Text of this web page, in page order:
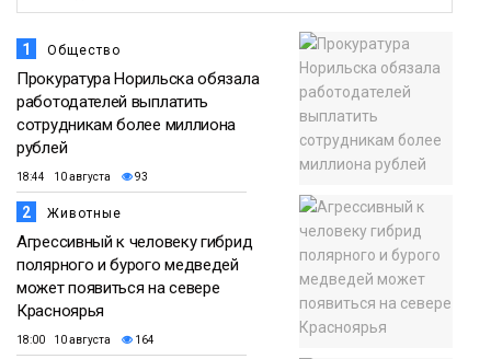
1 Общество
Прокуратура Норильска обязала
работодателей выплатить
сотрудникам более миллиона
рублей
18:44 10 августа 93
2 Животные
Агрессивный к человеку гибрид
полярного и бурого медведей
может появиться на севере
Красноярья
18:00 10 августа 164